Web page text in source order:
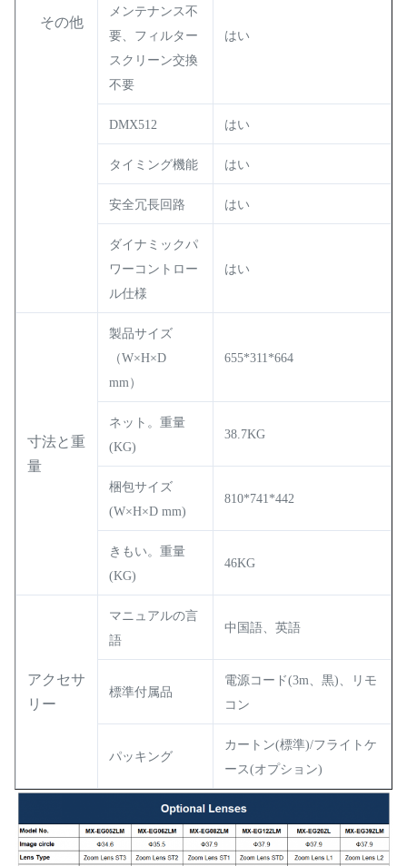
その他
メンテナンス不
要、フィルター
スクリーン交換
不要
はい
DMX512 はい
タイミング機能 はい
安全冗長回路 はい
ダイナミックパ
ワーコントロー
ル仕様
はい
寸法と重
量
製品サイズ
（W×H×D
mm）
655*311*664
ネット。重量
(KG)
38.7KG
梱包サイズ
(W×H×D mm)
810*741*442
きもい。重量
(KG)
46KG
アクセサ
リー
マニュアルの言
語
中国語、英語
標準付属品
電源コード(3m、黒)、リモ
コン
パッキング
カートン(標準)/フライトケ
ース(オプション)